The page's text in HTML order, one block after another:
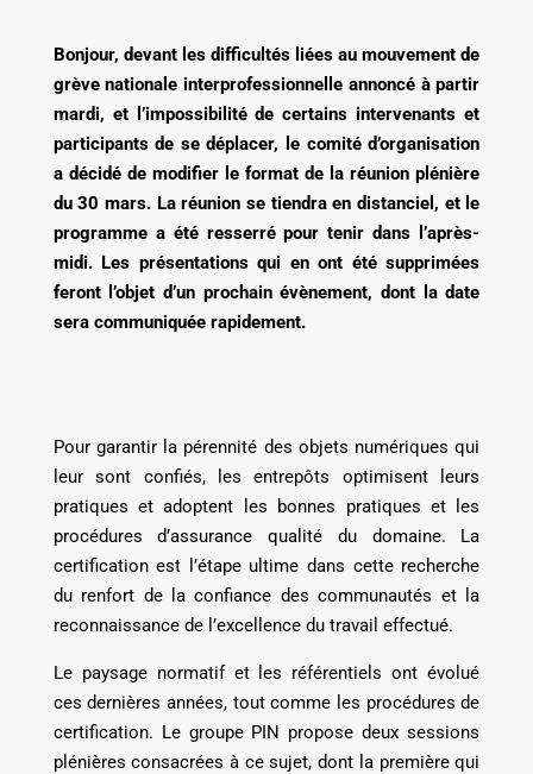
Bonjour, devant les difficultés liées au mouvement de
grève nationale interprofessionnelle annoncé à partir
mardi, et l’impossibilité de certains intervenants et
participants de se déplacer, le comité d’organisation
a décidé de modifier le format de la réunion plénière
du 30 mars. La réunion se tiendra en distanciel, et le
programme a été resserré pour tenir dans l’après-
midi. Les présentations qui en ont été supprimées
feront l’objet d’un prochain évènement, dont la date
sera communiquée rapidement.
Pour garantir la pérennité des objets numériques qui
leur sont confiés, les entrepôts optimisent leurs
pratiques et adoptent les bonnes pratiques et les
procédures d’assurance qualité du domaine. La
certification est l’étape ultime dans cette recherche
du renfort de la confiance des communautés et la
reconnaissance de l’excellence du travail effectué.
Le paysage normatif et les référentiels ont évolué
ces dernières années, tout comme les procédures de
certification. Le groupe PIN propose deux sessions
plénières consacrées à ce sujet, dont la première qui